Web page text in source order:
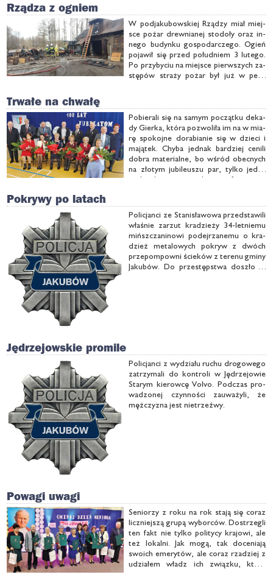
Rządza z ogniem
W pod­ja­ku­bow­skiej Rzą­dzy miał miej­
sce po­żar drew­nia­nej sto­do­ły oraz in­
ne­go bu­dyn­ku go­spo­dar­cze­go. Ogień
po­ja­wił się przed po­łu­dniem 3 lu­te­go.
Po przy­by­ciu na miej­sce pierw­szych za­
stę­pów stra­ży po­żar był już w peł­ni
Trwałe na chwałę
Po­bie­ra­li się na sa­mym po­cząt­ku de­ka­
dy Gier­ka, któ­ra po­zwo­li­ła im na w mia­
rę spo­koj­ne do­ra­bia­nie się w dzie­ci i
ma­ją­tek. Chy­ba jed­nak bar­dziej ce­ni­li
do­bra ma­te­rial­ne, bo wśród obec­nych
na zło­tym ju­bi­le­uszu par, tyl­ko jed­na
za­słu­ży­ła na na­szą de­mo­gra­ficz­ną na­
Pokrywy po latach
Po­li­cjan­ci ze Sta­ni­sła­wo­wa przed­sta­wi­li
wła­śnie za­rzut kra­dzie­ży 34-let­nie­mu
mińsz­cza­ni­no­wi po­dej­rza­ne­mu o kra­
dzież me­ta­lo­wych po­kryw z dwóch
prze­pom­pow­ni ście­ków z te­re­nu gmi­ny
Ja­ku­bów. Do prze­stęp­stwa do­szło w
Jędrzejowskie promile
Po­li­cjan­ci z wy­dzia­łu ru­chu dro­go­we­go
za­trzy­ma­li do kon­tro­li w Ję­drze­jo­wie
Sta­rym kie­row­cę Vo­lvo. Pod­czas pro­
wa­dzo­nej czyn­no­ści za­uwa­ży­li, że
męż­czy­zna jest nie­trzeź­wy.
Powagi uwagi
Se­nio­rzy z ro­ku na rok sta­ją się co­raz
licz­niej­szą gru­pą wy­bor­ców. Do­strze­gli
ten fakt nie tyl­ko po­li­ty­cy kra­jo­wi, ale
też lo­kal­ni. Jak mo­gą, tak do­ce­nia­ją
swo­ich eme­ry­tów, ale co­raz rza­dziej z
udzia­łem władz ich związ­ku, któ­ry